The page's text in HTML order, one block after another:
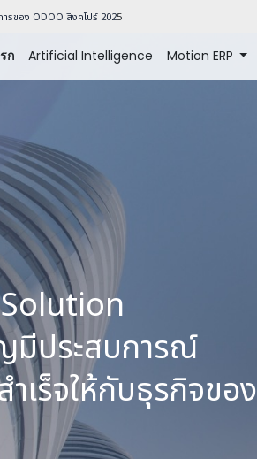
รของ ODOO สิงคโปร์ 2025
ก Artificial Intelligence Motion ERP
มีประสบการณ์
เร็จให้กับธุรกิจของ